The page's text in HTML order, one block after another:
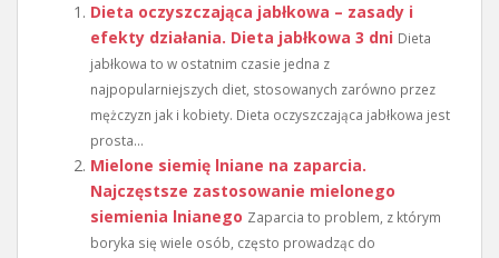
Dieta oczyszczająca jabłkowa – zasady i
efekty działania. Dieta jabłkowa 3 dni Dieta
jabłkowa to w ostatnim czasie jedna z
najpopularniejszych diet, stosowanych zarówno przez
mężczyzn jak i kobiety. Dieta oczyszczająca jabłkowa jest
prosta...
Mielone siemię lniane na zaparcia.
Najczęstsze zastosowanie mielonego
siemienia lnianego Zaparcia to problem, z którym
boryka się wiele osób, często prowadząc do